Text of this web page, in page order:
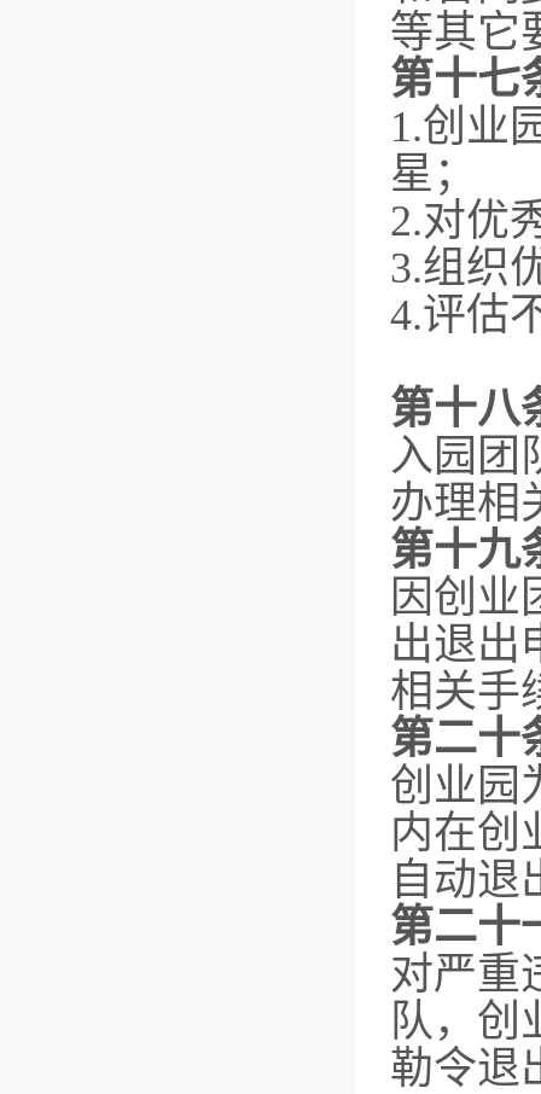
等其它
第十七
1.创业
星；
2.对优
3.组织
4.评估
第十八
入园团
办理相
第十九
因创业
出退出
相关手
第二十
创业园
内在创
自动退
第二十
对严重
队，创
勒令退